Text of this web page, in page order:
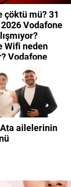
çöktü mü? 31
Vodafone
Wifi neden
Vodafone
neden
ailelerinin